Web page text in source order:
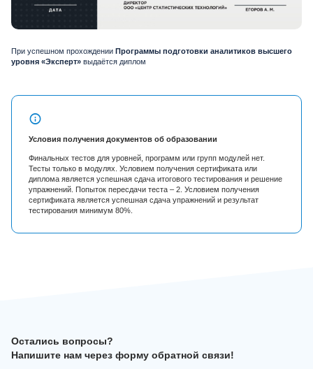
При успешном прохождении Программы подготовки аналитиков высшего
уровня «Эксперт» выдаётся диплом
Условия получения документов об образовании
Финальных тестов для уровней, программ или групп модулей нет.
Тесты только в модулях. Условием получения сертификата или
диплома является успешная сдача итогового тестирования и решение
упражнений. Попыток пересдачи теста – 2. Условием получения
сертификата является успешная сдача упражнений и результат
тестирования минимум 80%.
Остались вопросы?
Напишите нам через форму обратной связи!